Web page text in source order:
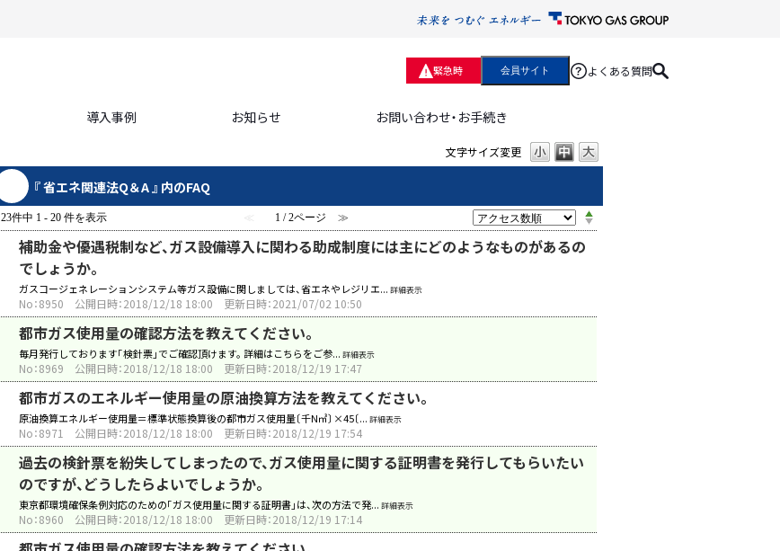
緊急時 会員サイト よくある質問
導入事例 お知らせ お問い合わせ・お手続き
文字サイズ変更
『 省エネ関連法Q＆A 』 内のFAQ
23件中 1 - 20 件を表示 ≪ 1 / 2ページ ≫
補助金や優遇税制など、ガス設備導入に関わる助成制度には主にどのようなものがあるの
でしょうか。
ガスコージェネレーションシステム等ガス設備に関しましては、省エネやレジリエ... 詳細表示
No：8950 公開日時：2018/12/18 18:00 更新日時：2021/07/02 10:50
都市ガス使用量の確認方法を教えてください。
毎月発行しております「検針票」でご確認頂けます。 詳細はこちらをご参... 詳細表示
No：8969 公開日時：2018/12/18 18:00 更新日時：2018/12/19 17:47
都市ガスのエネルギー使用量の原油換算方法を教えてください。
原油換算エネルギー使用量＝標準状態換算後の都市ガス使用量〔千N㎥〕×45〔... 詳細表示
No：8971 公開日時：2018/12/18 18:00 更新日時：2018/12/19 17:54
過去の検針票を紛失してしまったので、ガス使用量に関する証明書を発行してもらいたい
のですが、どうしたらよいでしょうか。
東京都環境確保条例対応のための「ガス使用量に関する証明書」は、次の方法で発... 詳細表示
No：8960 公開日時：2018/12/18 18:00 更新日時：2018/12/19 17:14